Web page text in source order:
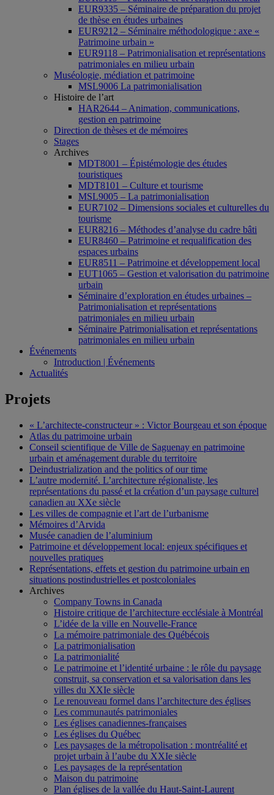
EUR9335 – Séminaire de préparation du projet
de thèse en études urbaines
EUR9212 – Séminaire méthodologique : axe «
Patrimoine urbain »
EUR9118 – Patrimonialisation et représentations
patrimoniales en milieu urbain
Muséologie, médiation et patrimoine
MSL9006 La patrimonialisation
Histoire de l’art
HAR2644 – Animation, communications,
gestion en patrimoine
Direction de thèses et de mémoires
Stages
Archives
MDT8001 – Épistémologie des études
touristiques
MDT8101 – Culture et tourisme
MSL9005 – La patrimonialisation
EUR7102 – Dimensions sociales et culturelles du
tourisme
EUR8216 – Méthodes d’analyse du cadre bâti
EUR8460 – Patrimoine et requalification des
espaces urbains
EUR8511 – Patrimoine et développement local
EUT1065 – Gestion et valorisation du patrimoine
urbain
Séminaire d’exploration en études urbaines –
Patrimonialisation et représentations
patrimoniales en milieu urbain
Séminaire Patrimonialisation et représentations
patrimoniales en milieu urbain
Événements
Introduction | Événements
Actualités
Projets
« L’architecte-constructeur » : Victor Bourgeau et son époque
Atlas du patrimoine urbain
Conseil scientifique de Ville de Saguenay en patrimoine
urbain et aménagement durable du territoire
Deindustrialization and the politics of our time
L’autre modernité. L’architecture régionaliste, les
représentations du passé et la création d’un paysage culturel
canadien au XXe siècle
Les villes de compagnie et l’art de l’urbanisme
Mémoires d’Arvida
Musée canadien de l’aluminium
Patrimoine et développement local: enjeux spécifiques et
nouvelles pratiques
Représentations, effets et gestion du patrimoine urbain en
situations postindustrielles et postcoloniales
Archives
Company Towns in Canada
Histoire critique de l’architecture ecclésiale à Montréal
L’idée de la ville en Nouvelle-France
La mémoire patrimoniale des Québécois
La patrimonialisation
La patrimonialité
Le patrimoine et l’identité urbaine : le rôle du paysage
construit, sa conservation et sa valorisation dans les
villes du XXIe siècle
Le renouveau formel dans l’architecture des églises
Les communautés patrimoniales
Les églises canadiennes-françaises
Les églises du Québec
Les paysages de la métropolisation : montréalité et
projet urbain à l’aube du XXIe siècle
Les paysages de la représentation
Maison du patrimoine
Plan églises de la vallée du Haut-Saint-Laurent